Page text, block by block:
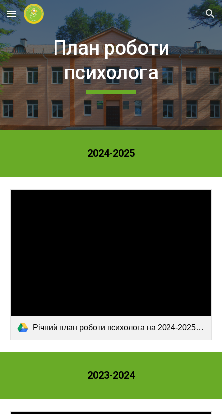
Skip to main content Skip to navigation
План роботи
психолога
2024-2025
Річний план роботи психолога на 2024-2025 н.р.doc
2023-2024